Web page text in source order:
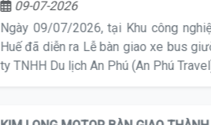
09-07-2026
Ngày 09/07/2026, tại Khu công
Huế đã diễn ra Lễ bàn giao xe bus
ty TNHH Du lịch An Phú (An Phú